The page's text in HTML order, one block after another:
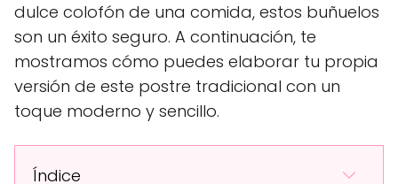
dulce colofón de una comida, estos buñuelos
son un éxito seguro. A continuación, te
mostramos cómo puedes elaborar tu propia
versión de este postre tradicional con un
toque moderno y sencillo.
Índice